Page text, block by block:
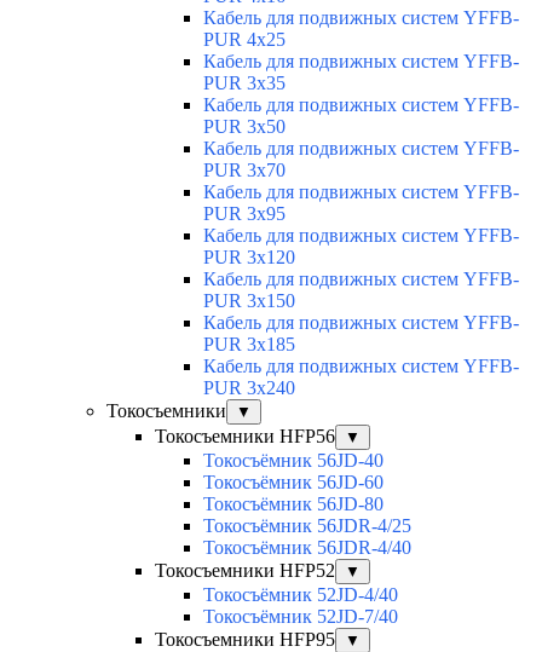
Кабель для подвижных систем YFFB-
PUR 4x25
Кабель для подвижных систем YFFB-
PUR 3x35
Кабель для подвижных систем YFFB-
PUR 3x50
Кабель для подвижных систем YFFB-
PUR 3x70
Кабель для подвижных систем YFFB-
PUR 3x95
Кабель для подвижных систем YFFB-
PUR 3x120
Кабель для подвижных систем YFFB-
PUR 3x150
Кабель для подвижных систем YFFB-
PUR 3x185
Кабель для подвижных систем YFFB-
PUR 3x240
Токосъемники
▼
Токосъемники HFP56 ▼
Токосъёмник 56JD-40
Токосъёмник 56JD-60
Токосъёмник 56JD-80
Токосъёмник 56JDR-4/25
Токосъёмник 56JDR-4/40
Токосъемники HFP52
▼
Токосъёмник 52JD-4/40
Токосъёмник 52JD-7/40
Токосъемники HFP95
▼